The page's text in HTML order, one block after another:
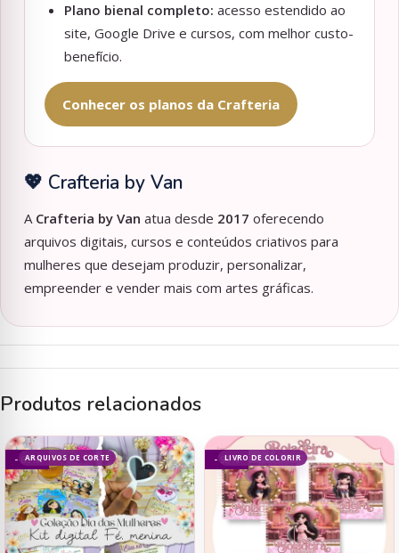
Plano bienal completo: acesso estendido ao
site, Google Drive e cursos, com melhor custo-
benefício.
Conhecer os planos da Crafteria
💖 Crafteria by Van
A Crafteria by Van atua desde 2017 oferecendo
arquivos digitais, cursos e conteúdos criativos para
mulheres que desejam produzir, personalizar,
empreender e vender mais com artes gráficas.
Produtos relacionados
ARQUIVOS DE CORTE
- 69% LIVRO DE COLORIR
- 93%